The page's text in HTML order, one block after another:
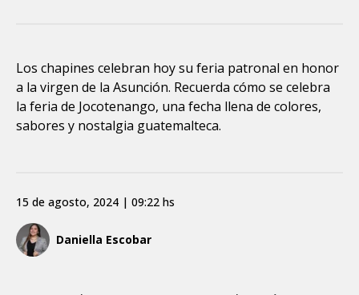
Los chapines celebran hoy su feria patronal en honor
a la virgen de la Asunción. Recuerda cómo se celebra
la feria de Jocotenango, una fecha llena de colores,
sabores y nostalgia guatemalteca.
Daniella Escobar
15 de agosto, 2024 | 09:22 hs